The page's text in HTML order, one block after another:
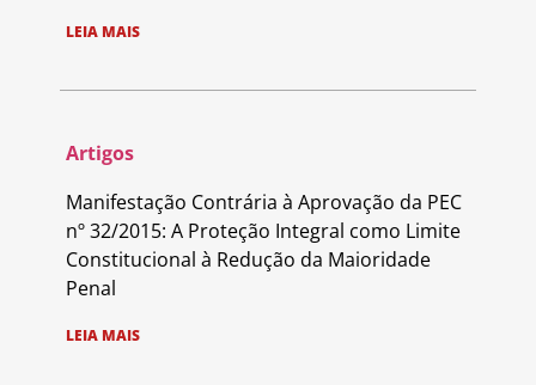
LEIA MAIS
Artigos
Manifestação Contrária à Aprovação da PEC
nº 32/2015: A Proteção Integral como Limite
Constitucional à Redução da Maioridade
Penal
LEIA MAIS